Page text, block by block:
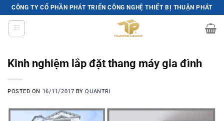
Skip
to
content
CÔNG TY CỔ PHẦN PHÁT TRIỂN CÔNG NGHỆ THIẾT BỊ THUẬN PHÁT
Kinh nghiệm lắp đặt thang máy gia đình
POSTED ON 16/11/2017 BYQUANTRI